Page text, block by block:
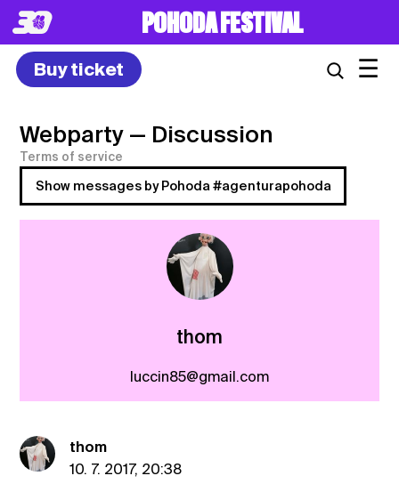
POHODA FESTIVAL
Buy ticket ☰
Webparty — Discussion
Terms of service
Show messages by Pohoda #agenturapohoda
thom
luccin85@gmail.com
thom
10. 7. 2017, 20:38